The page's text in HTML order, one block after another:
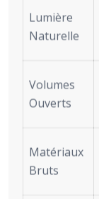
Lumière
Naturelle
Volumes
Ouverts
Matériaux
Bruts